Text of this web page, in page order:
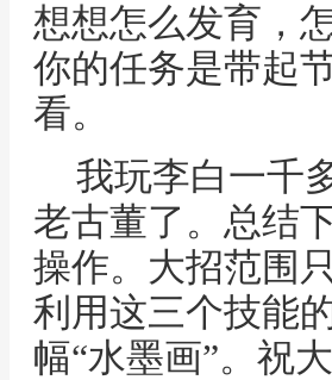
想想怎么发育，
你的任务是带起
看。
我玩李白一千
老古董了。总结
操作。大招范围
利用这三个技能
幅“水墨画”。祝